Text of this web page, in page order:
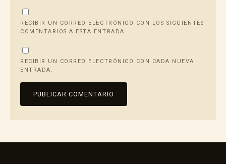
RECIBIR UN CORREO ELECTRÓNICO CON LOS SIGUIENTES
COMENTARIOS A ESTA ENTRADA.
RECIBIR UN CORREO ELECTRÓNICO CON CADA NUEVA
ENTRADA.